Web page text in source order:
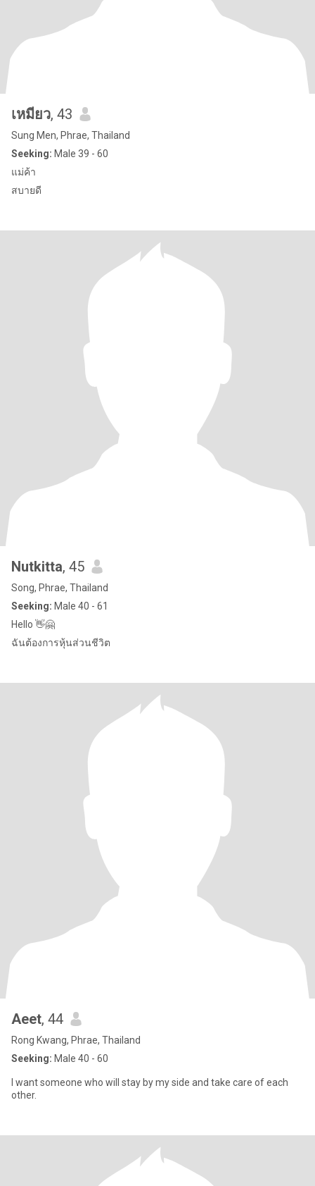
เหมียว, 43
Sung Men, Phrae, Thailand
Seeking: Male 39 - 60
แม่ค้า
สบายดี
Nutkitta, 45
Song, Phrae, Thailand
Seeking: Male 40 - 61
Hello 👋🤗
ฉันต้องการหุ้นส่วนชีวิต
Aeet, 44
Rong Kwang, Phrae, Thailand
Seeking: Male 40 - 60
I want someone who will stay by my side and take care of each
other.